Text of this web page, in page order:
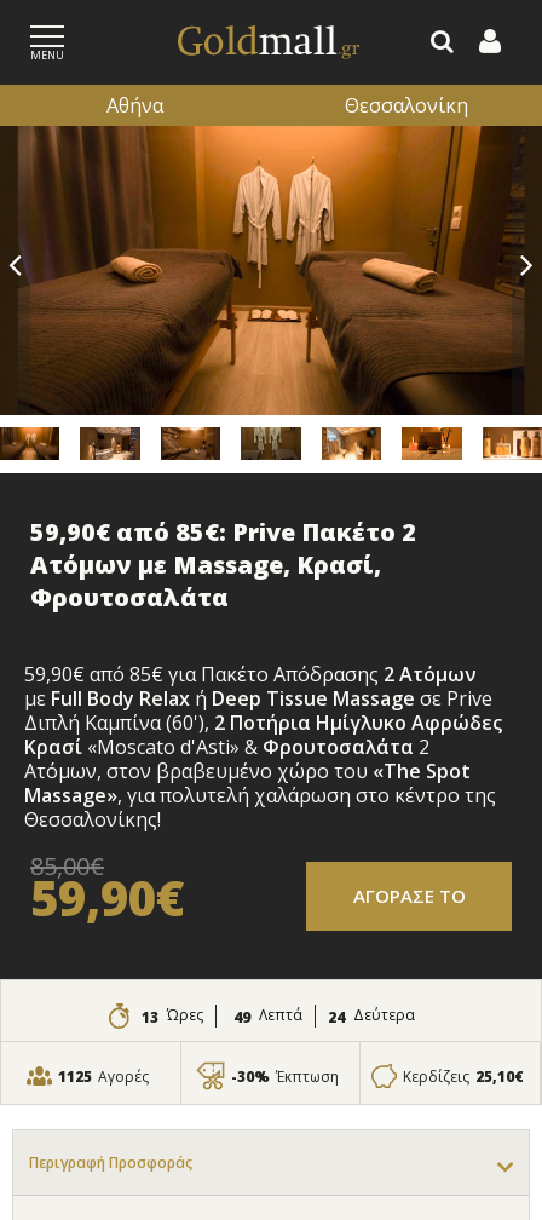
MENU
Αθήνα Θεσσαλονίκη
59,90€ από 85€: Prive Πακέτο 2
Ατόμων με Massage, Κρασί,
Φρουτοσαλάτα
59,90€ από 85€ για Πακέτο Απόδρασης 2 Ατόμων
με Full Body Relax ή Deep Tissue Massage σε Prive
Διπλή Καμπίνα(60'), 2 Ποτήρια Ημίγλυκο Αφρώδες
Κρασί «Moscato d'Asti» & Φρουτοσαλάτα 2
Ατόμων, στον βραβευμένο χώρο του «The Spot
Massage», για πολυτελή χαλάρωση στο κέντρο της
Θεσσαλονίκης!
85,00€
59,90€ ΑΓΟΡΑΣΕ ΤΟ
13 Ώρες 49 Λεπτά 23 Δεύτερα
1125 Αγορές -30% Έκπτωση Κερδίζεις 25,10€
Περιγραφή Προσφοράς